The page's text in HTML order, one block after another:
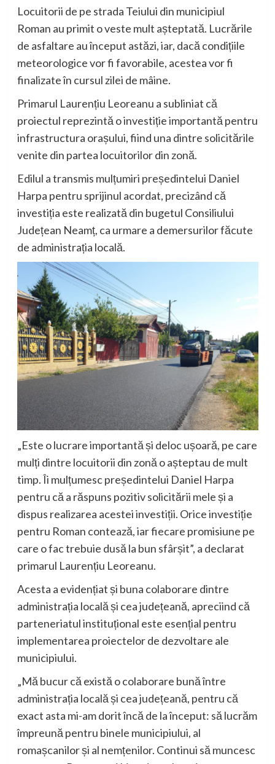
Locuitorii de pe strada Teiului din municipiul
Roman au primit o veste mult așteptată. Lucrările
de asfaltare au început astăzi, iar, dacă condițiile
meteorologice vor fi favorabile, acestea vor fi
finalizate în cursul zilei de mâine.
Primarul Laurențiu Leoreanu a subliniat că
proiectul reprezintă o investiție importantă pentru
infrastructura orașului, fiind una dintre solicitările
venite din partea locuitorilor din zonă.
Edilul a transmis mulțumiri președintelui Daniel
Harpa pentru sprijinul acordat, precizând că
investiția este realizată din bugetul Consiliului
Județean Neamț, ca urmare a demersurilor făcute
de administrația locală.
„Este o lucrare importantă și deloc ușoară, pe care
mulți dintre locuitorii din zonă o așteptau de mult
timp. Îi mulțumesc președintelui Daniel Harpa
pentru că a răspuns pozitiv solicitării mele și a
dispus realizarea acestei investiții. Orice investiție
pentru Roman contează, iar fiecare promisiune pe
care o fac trebuie dusă la bun sfârșit”, a declarat
primarul Laurențiu Leoreanu.
Acesta a evidențiat și buna colaborare dintre
administrația locală și cea județeană, apreciind că
parteneriatul instituțional este esențial pentru
implementarea proiectelor de dezvoltare ale
municipiului.
„Mă bucur că există o colaborare bună între
administrația locală și cea județeană, pentru că
exact asta mi-am dorit încă de la început: să lucrăm
împreună pentru binele municipiului, al
romașcanilor și al nemțenilor. Continui să muncesc